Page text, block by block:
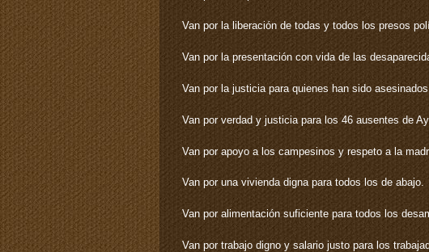
Van por la liberación de todas y todos los presos
Van por la presentación con vida de las
Van por la justicia para quienes han sido
Van por verdad y justicia para los 46 ausentes de
Van por apoyo a los campesinos y respeto a la
Van por una vivienda digna para todos los de abajo.
Van por alimentación suficiente para todos los
Van por trabajo digno y salario justo para los